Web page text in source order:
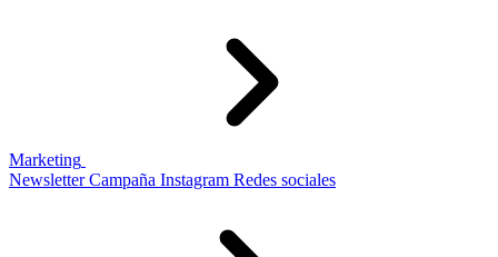
Marketing
Newsletter Campaña Instagram Redes sociales